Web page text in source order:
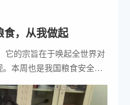
食，从我做起
它的宗旨在于唤起全世界对
本周也是我国粮食安全宣
联合教育部等部门发布的
食安全”。粮食对国家、